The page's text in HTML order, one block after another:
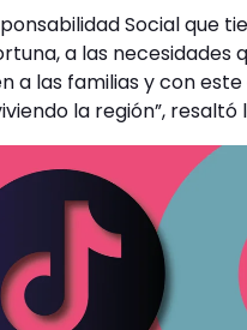
Social que
a las necesidades
a las familias y con
la región”, resaltó